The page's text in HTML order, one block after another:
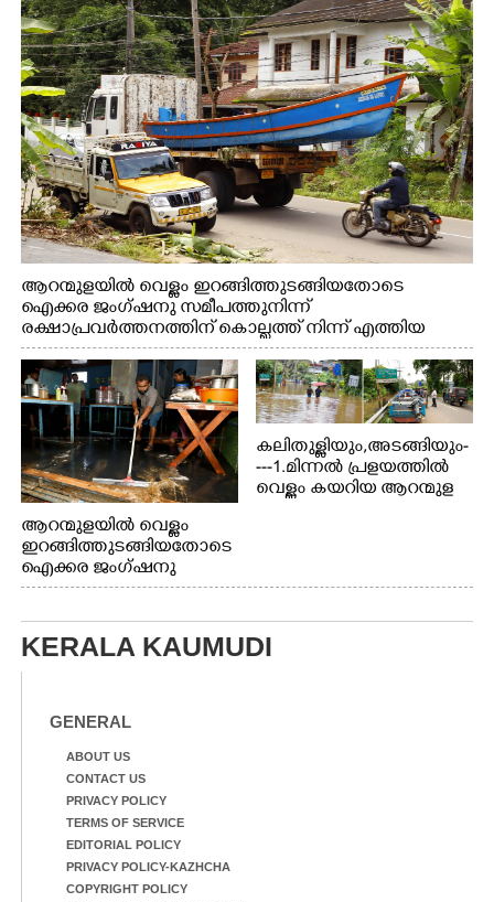
ആറന്മുളയിൽ വെള്ളം ഇറങ്ങിത്തുടങ്ങിയതോടെ
ഐക്കര ജംഗ്ഷനു സമീപത്തുനിന്ന്
രക്ഷാപ്രവർത്തനത്തിന് കൊല്ലത്ത് നിന്ന് എത്തിയ
ബോട്ടുകൾ തിരികെക്കൊണ്ടുപോകുന്നു.
ആറന്മുളയിൽ വെള്ളം
ഇറങ്ങിത്തുടങ്ങിയതോടെ
ഐക്കര ജംഗ്ഷനു
സമീപം ആറന്മുള
ആറന്മുള തട്ടുകട കഴുകി
വൃത്തിയാക്കുന്നു.
കലിതുള്ളിയും,അടങ്ങിയും-
---1.മിന്നൽ പ്രളയത്തിൽ
വെള്ളം കയറിയ ആറന്മുള
ഇറങ്ങിപ്പോൾ
കാഴ്ച.രക്ഷാപ്രവർത്തന
ത്തിന് ഓച്ചിറ അഴിക്കലിൽ
KERALA KAUMUDI
GENERAL
ABOUT US
CONTACT US
PRIVACY POLICY
TERMS OF SERVICE
EDITORIAL POLICY
PRIVACY POLICY-KAZHCHA
COPYRIGHT POLICY